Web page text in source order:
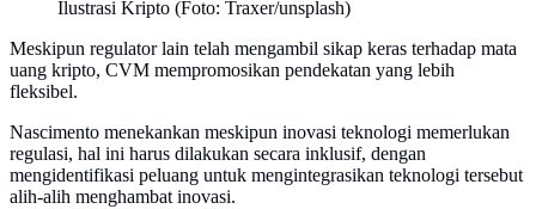
Ilustrasi Kripto (Foto: Traxer/unsplash)
Meskipun regulator lain telah mengambil sikap keras terhadap mata
uang kripto, CVM mempromosikan pendekatan yang lebih
fleksibel.
Nascimento menekankan meskipun inovasi teknologi memerlukan
regulasi, hal ini harus dilakukan secara inklusif, dengan
mengidentifikasi peluang untuk mengintegrasikan teknologi tersebut
alih-alih menghambat inovasi.